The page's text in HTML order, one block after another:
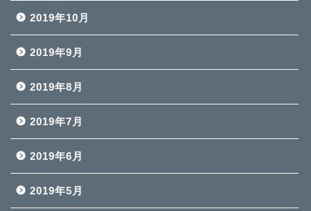
2019年10月
2019年9月
2019年8月
2019年7月
2019年6月
2019年5月